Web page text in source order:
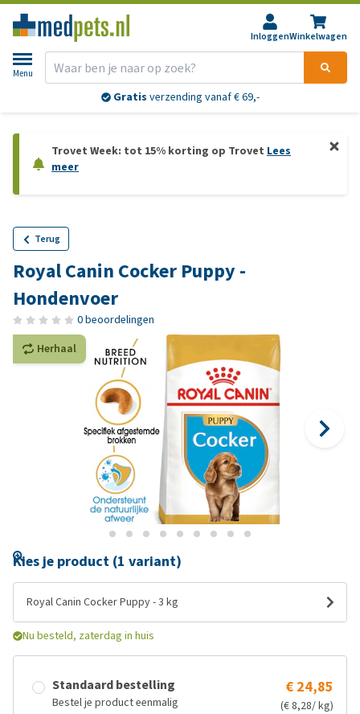
InloggenWinkelwagen
Menu
Gratis verzending vanaf € 69,-
Trovet Week: tot 15% korting op Trovet Lees
meer
Terug
Royal Canin Cocker Puppy -
Hondenvoer
0 beoordelingen
Herhaal
Kies je product (1 variant)
Royal Canin Cocker Puppy - 3 kg
Nu besteld, zaterdag in huis
Standaard bestelling
Bestel je product eenmalig
€ 24,85
(€ 8,28/ kg)